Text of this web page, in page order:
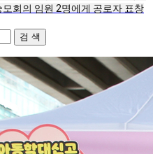
회의 임원 2명에게 공로자 표창